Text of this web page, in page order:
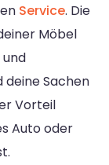
Service. Die
Möbel
deine Sachen
Vorteil
Auto oder